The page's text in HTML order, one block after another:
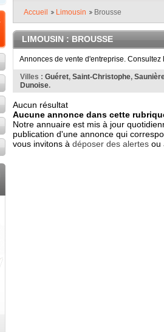
vendre.
Et/ou déposergratuitement
votre recherche de
RECHERCHER UNE
ANNONCE
Accueil Limousin Brousse
LIMOUSIN: BROUSSE
Annonces de vente d'entreprise.
Villes : Guéret, Saint-Christophe,
Dunoise.
Aucun résultat
Aucune annonce dans cette
Notre annuaire est mis à jour
publication d'une annonce qui
vous invitons à déposer des alertes ou